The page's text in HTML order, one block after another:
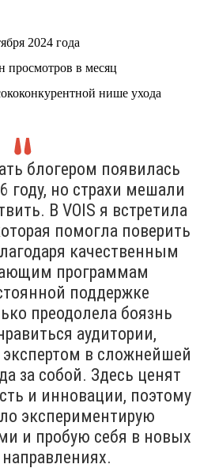
2024 года
просмотров в месяц
нише ухода
блогером появилась
году, но страхи мешали
В VOIS я встретила
помогла поверить
качественным
программам
поддержке
преодолела боязнь
аудитории,
экспертом в сложнейшей
за собой. Здесь ценят
и инновации, поэтому
экспериментирую
и пробую себя в новых
направлениях.